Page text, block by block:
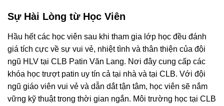
Sự Hài Lòng từ Học Viên
Hầu hết các học viên sau khi tham gia lớp học đều đánh
giá tích cực về sự vui vẻ, nhiệt tình và thân thiện của đội
ngũ HLV tại CLB Patin Văn Lang. Nơi đây cung cấp các
khóa học trượt patin uy tín cả tại nhà và tại CLB. Với đội
ngũ giáo viên vui vẻ và dẫn dắt tận tâm, học viên sẽ nắm
vững kỹ thuật trong thời gian ngắn. Môi trường học tại CLB